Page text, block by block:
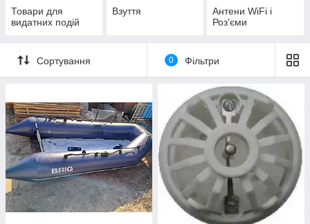
Товари для
видатних подій
Взуття
Антени WiFi і
Роз'єми
Сортування 0 Фільтри